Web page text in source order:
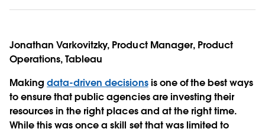
Jonathan Varkovitzky, Product Manager, Product
Operations, Tableau
Makingdata-driven decisionsis one of the best ways
to ensure that public agencies are investing their
resources in the right places and at the right time.
While this was once a skill set that was limited to